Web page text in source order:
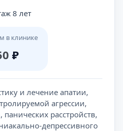
8 лет
в клинике
₽
и лечение апатии,
агрессии,
расстройств,
депрессивного